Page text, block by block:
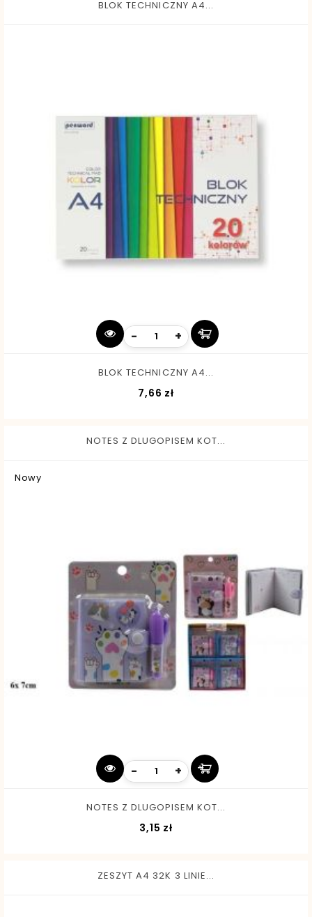
BLOK TECHNICZNY A4...
- +
BLOK TECHNICZNY A4...
7,66 zł
NOTES Z DLUGOPISEM KOT...
Nowy
- +
NOTES Z DLUGOPISEM KOT...
3,15 zł
ZESZYT A4 32K 3 LINIE...